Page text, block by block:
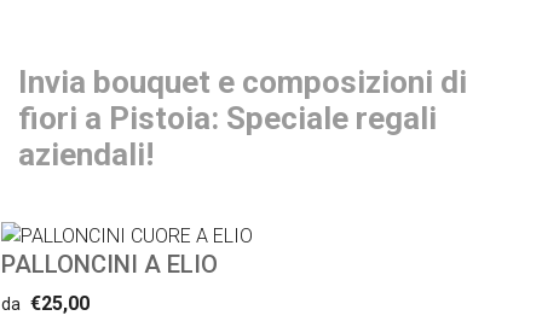
Invia bouquet e composizioni di
fiori a Pistoia: Speciale regali
aziendali!
PALLONCINI A ELIO
da €25,00